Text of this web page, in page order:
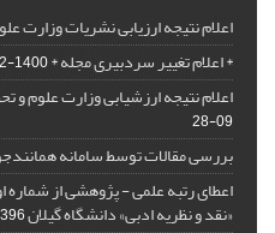
اعلام نتیجه ارزیابی نشریات وزارت
* اعلام تغییر سردبیری مجله *1400-02-15
اعلام نتیجه ارزشیابی وزارت علوم و
09-28
بررسی مقالات توسط سامانه
«نقد و نظریه ادبی» دانشگاه گیلان04-14